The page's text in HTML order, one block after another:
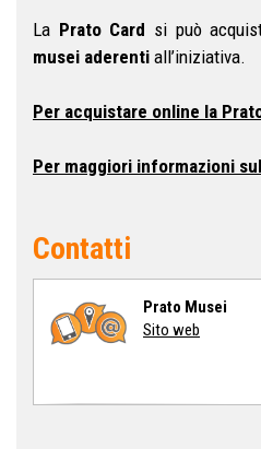
La Prato Card si può
musei aderenti all’iniziativa.
Per acquistare online la
Per maggiori informazioni
Contatti
Prato Musei
Sito web